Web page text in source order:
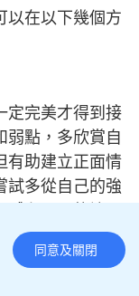
以在以下幾個方
定完美才得到接
弱點，多欣賞自
有助建立正面情
試多從自己的強
同意及關閉